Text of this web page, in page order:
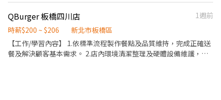
負責結帳、收銀等工作。 餐飲內場： ．擔任廚師的助手，處理烹飪
前與烹飪中之準備工作與其他餐廳相關事務。 ．負責洗、剝、削、
切各種食材。 ．負責清理工作環境、設備和餐具。 ．準備不同餐點
所需要的食材。 ．協助測量食材的容量與重量。 ．負責擺盤、打包
QBurger 板橋四川店
1週前
時薪$200 ~ $206
新北市板橋區
【工作/學習內容】 1.依標準流程製作餐點及品質維持，完成正確送
餐及解決顧客基本需求。 2.店內環境清潔整理及硬體設備維護，並